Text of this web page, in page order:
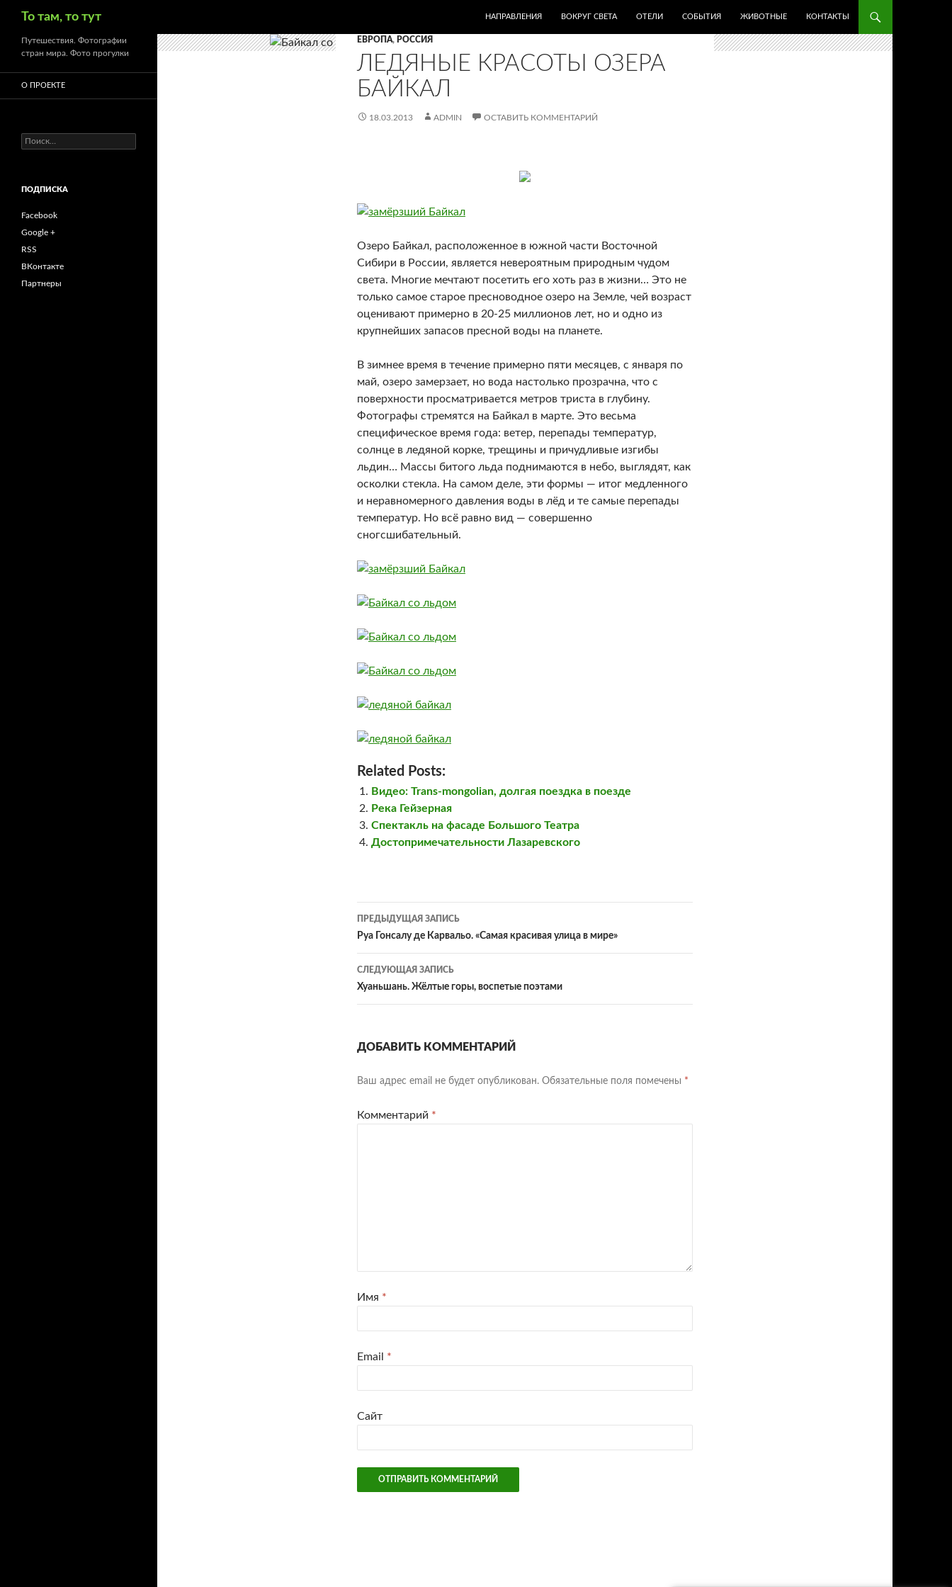
То там, то тут
НАПРАВЛЕНИЯ
ВОКРУГ СВЕТА ОТЕЛИ СОБЫТИЯ ЖИВОТНЫЕ КОНТАКТЫ
ЕВРОПА, РОССИЯ
ЛЕДЯНЫЕ КРАСОТЫ ОЗЕРА
БАЙКАЛ
18.03.2013 ADMIN ОСТАВИТЬ КОММЕНТАРИЙ
Озеро Байкал, расположенное в южной части Восточной
Сибири в России, является невероятным природным чудом
света. Многие мечтают посетить его хоть раз в жизни… Это не
только самое старое пресноводное озеро на Земле, чей возраст
оценивают примерно в 20-25 миллионов лет, но и одно из
крупнейших запасов пресной воды на планете.
В зимнее время в течение примерно пяти месяцев, с января по
май, озеро замерзает, но вода настолько прозрачна, что с
поверхности просматривается метров триста в глубину.
Фотографы стремятся на Байкал в марте. Это весьма
специфическое время года: ветер, перепады температур,
солнце в ледяной корке, трещины и причудливые изгибы
льдин… Массы битого льда поднимаются в небо, выглядят, как
осколки стекла. На самом деле, эти формы — итог медленного
и неравномерного давления воды в лёд и те самые перепады
температур. Но всё равно вид — совершенно
сногсшибательный.
Related Posts:
Видео: Trans-mongolian, долгая поездка в поезде
Река Гейзерная
Спектакль на фасаде Большого Театра
Достопримечательности Лазаревского
Навигация
по
записям
ПРЕДЫДУЩАЯ ЗАПИСЬ
Руа Гонсалу де Карвальо. «Самая красивая улица в мире»
СЛЕДУЮЩАЯ ЗАПИСЬ
Хуаньшань. Жёлтые горы, воспетые поэтами
ДОБАВИТЬ КОММЕНТАРИЙ
Ваш адрес email не будет опубликован. Обязательные поля помечены *
Комментарий *
Имя *
Email *
Сайт
Путешествия. Фотографии
стран мира. Фото прогулки
О ПРОЕКТЕ
Найти:
ПОДПИСКА
Facebook
Google +
RSS
ВКонтакте
Партнеры